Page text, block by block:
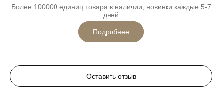
Более 100000 единиц товара в наличии, новинки каждые 5-7
дней
Подробнее
Оставить отзыв